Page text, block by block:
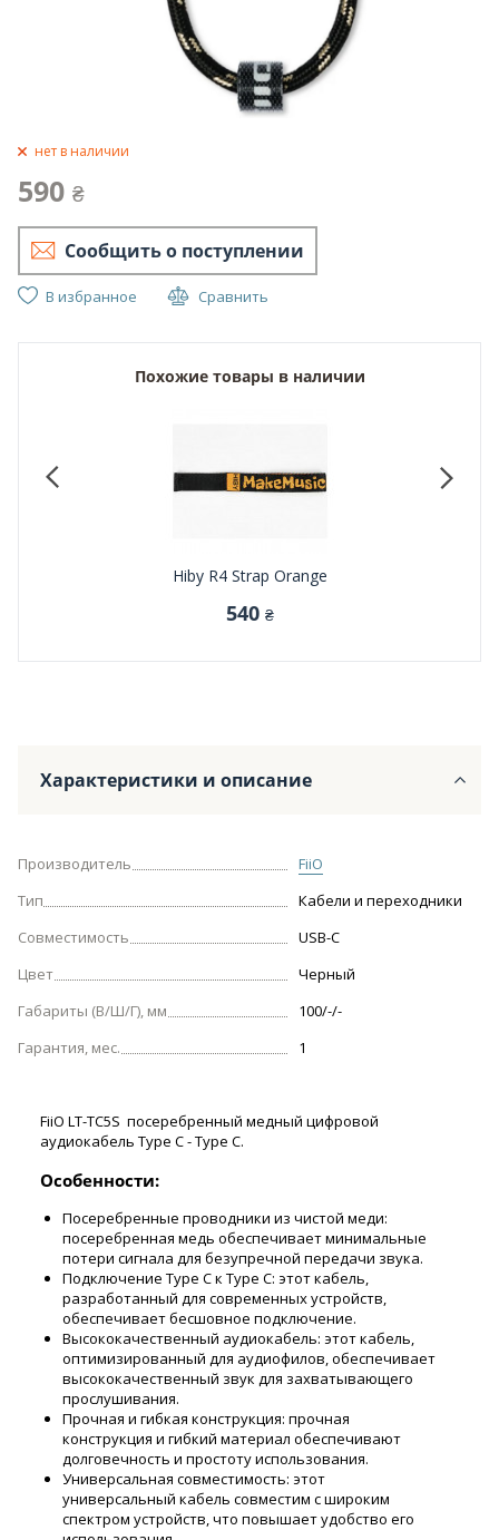
нет в наличии
590 ₴
Сообщить о поступлении
В избранное Сравнить
Похожие товары в наличии
Hiby R4 Strap Orange
540 ₴
Характеристики и описание
Производитель
FiiO
Тип
Кабели и переходники
Совместимость
USB-C
Цвет
Черный
Габариты (В/Ш/Г), мм
100/-/-
Гарантия, мес.
1
FiiO LT-TC5S посеребренный медный цифровой
аудиокабель Type C - Type C.
Особенности:
Посеребренные проводники из чистой меди:
посеребренная медь обеспечивает минимальные
потери сигнала для безупречной передачи звука.
Подключение Type C к Type C: этот кабель,
разработанный для современных устройств,
обеспечивает бесшовное подключение.
Высококачественный аудиокабель: этот кабель,
оптимизированный для аудиофилов, обеспечивает
высококачественный звук для захватывающего
прослушивания.
Прочная и гибкая конструкция: прочная
конструкция и гибкий материал обеспечивают
долговечность и простоту использования.
Универсальная совместимость: этот
универсальный кабель совместим с широким
спектром устройств, что повышает удобство его